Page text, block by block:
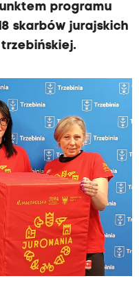
programu
skarbów jurajskich